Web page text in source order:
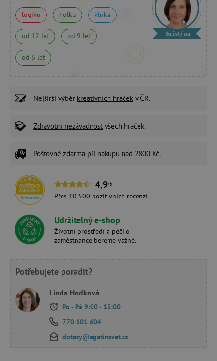
logiku holku kluka
od 12 let od 9 let
od 6 let
Kristýna
Nejširší výběr kreativních hraček v ČR.
Zdravotní nezávadnost všech hraček.
Poštovné zdarma při nákupu nad 2800 Kč.
4,9/5
Přes 10 500 pozitivních recenzí
Udržitelný e-shop
Životní prostředí a péči o
zaměstnance bereme vážně.
Potřebujete poradit?
Linda Hodková
Po - Pá 9:00 - 15:00
770 601 604
dotazy@agatinsvet.cz